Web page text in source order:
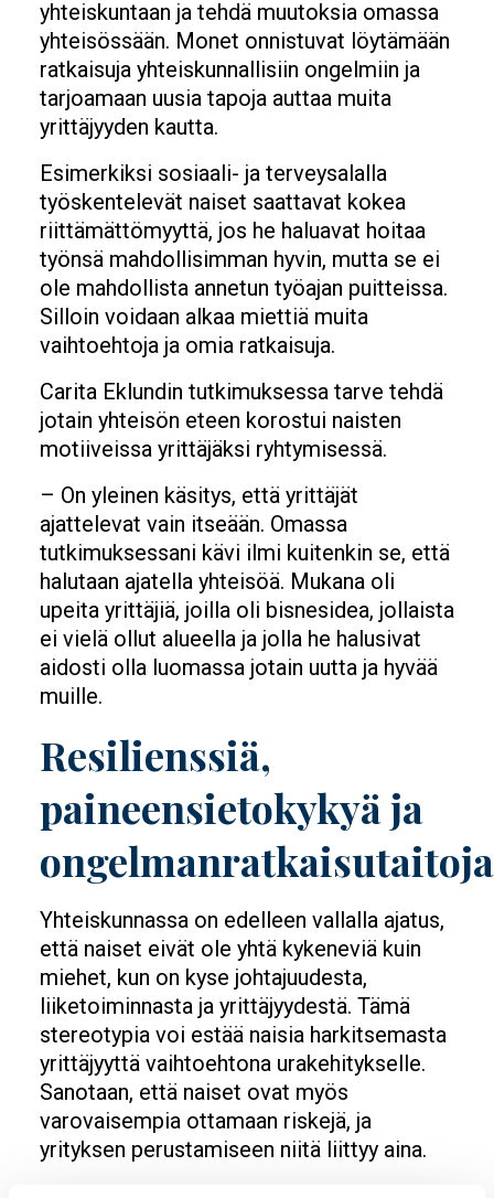
yhteiskuntaan ja tehdä muutoksia omassa
yhteisössään. Monet onnistuvat löytämään
ratkaisuja yhteiskunnallisiin ongelmiin ja
tarjoamaan uusia tapoja auttaa muita
yrittäjyyden kautta.
Esimerkiksi sosiaali- ja terveysalalla
työskentelevät naiset saattavat kokea
riittämättömyyttä, jos he haluavat hoitaa
työnsä mahdollisimman hyvin, mutta se ei
ole mahdollista annetun työajan puitteissa.
Silloin voidaan alkaa miettiä muita
vaihtoehtoja ja omia ratkaisuja.
Carita Eklundin tutkimuksessa tarve tehdä
jotain yhteisön eteen korostui naisten
motiiveissa yrittäjäksi ryhtymisessä.
– On yleinen käsitys, että yrittäjät
ajattelevat vain itseään. Omassa
tutkimuksessani kävi ilmi kuitenkin se, että
halutaan ajatella yhteisöä. Mukana oli
upeita yrittäjiä, joilla oli bisnesidea, jollaista
ei vielä ollut alueella ja jolla he halusivat
aidosti olla luomassa jotain uutta ja hyvää
muille.
Resilienssiä,
paineensietokykyä ja
ongelmanratkaisutaitoja
Yhteiskunnassa on edelleen vallalla ajatus,
että naiset eivät ole yhtä kykeneviä kuin
miehet, kun on kyse johtajuudesta,
liiketoiminnasta ja yrittäjyydestä. Tämä
stereotypia voi estää naisia harkitsemasta
yrittäjyyttä vaihtoehtona urakehitykselle.
Sanotaan, että naiset ovat myös
varovaisempia ottamaan riskejä, ja
yrityksen perustamiseen niitä liittyy aina.